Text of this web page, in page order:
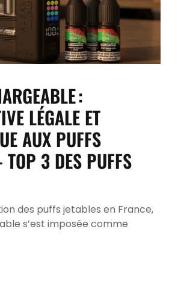
:
LÉGALE ET
AUX PUFFS
TOP 3 DES PUFFS
des puffs jetables en France,
s’est imposée comme